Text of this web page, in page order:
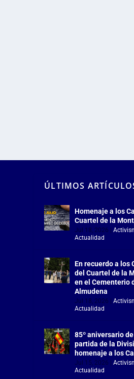
ÚLTIMOS
Homenaje a los
Cuartel de la
Jul 18, 2026 |
Actualidad
En recuerdo a los
del Cuartel de la
en el Cementerio
Almudena
Jul 18, 2026 |
Actualidad
85º aniversario
partida de la
homenaje a los
Jul 15, 2026 |
Actualidad